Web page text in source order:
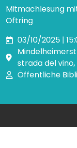
Mitmachlesung
Oftring
03/10/2025 |
strada del
Öffentliche